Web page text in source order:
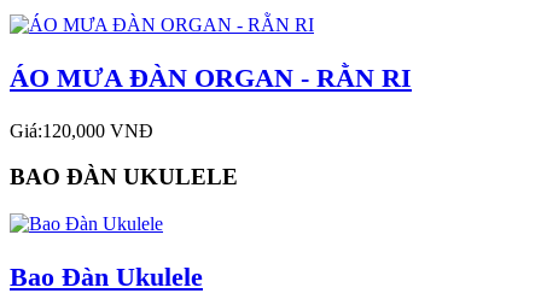
ÁO MƯA ĐÀN ORGAN - RẰN RI
Giá:120,000 VNĐ
BAO ĐÀN UKULELE
Bao Đàn Ukulele